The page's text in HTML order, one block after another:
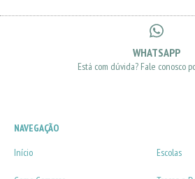
WHATSAPP
Está com dúvida? Fale conosco
NAVEGAÇÃO
Início
Escolas